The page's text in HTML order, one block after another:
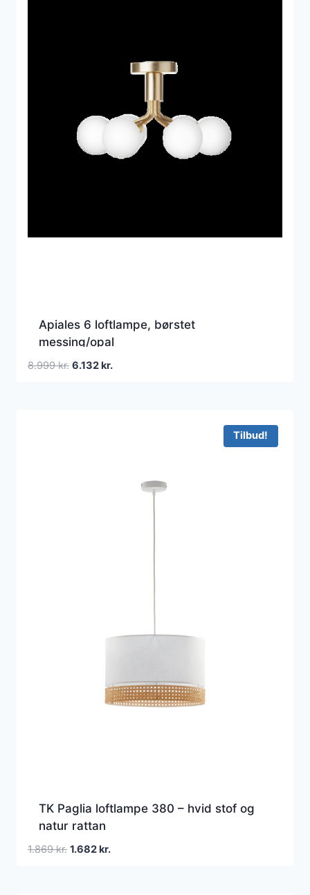
Apiales 6 loftlampe, børstet
messing/opal
8.999kr. Den
6.132kr.
Tilbud!
TK Paglia loftlampe 380 – hvid stof og
natur rattan
1.869kr. Den
1.682kr.Den